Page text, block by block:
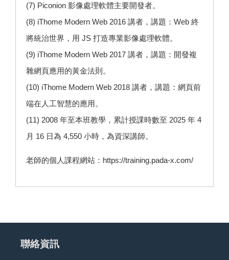
(7) Piconion 影像處理軟體主要開發者。
(8) iThome Modern Web 2016 講者，講題：Web 終
將統治世界，用 JS 打造專業影像處理軟體。
(9) iThome Modern Web 2017 講者，講題：開發複
雜網頁應用的黃金法則。
(10) iThome Modern Web 2018 講者，講題：網頁前
端在人工智慧的應用。
(11) 2008 年至本班教學，累計授課時數至 2025 年 4
月 16 日為 4,550 小時，為資深講師。
老師的個人課程網站： https://training.pada-x.com/
聯絡資訊